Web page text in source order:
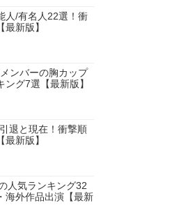
人/有名人22選！衝
新版】
ンバーの胸カップ
グ7選【最新版】
退と現在！衝撃順
新版】
人気ランキング32
海外作品出演【最新